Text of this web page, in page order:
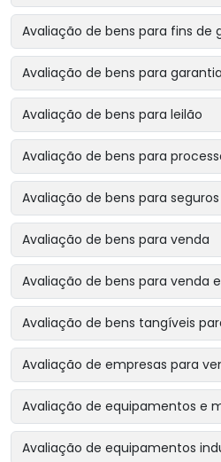
Avaliação de bens para fins de
Avaliação de bens para
Avaliação de bens para leilão
Avaliação de bens para
Avaliação de bens para
Avaliação de bens para venda
Avaliação de bens para venda
Avaliação de bens tangíveis
Avaliação de empresas para
Avaliação de equipamentos e
Avaliação de equipamentos